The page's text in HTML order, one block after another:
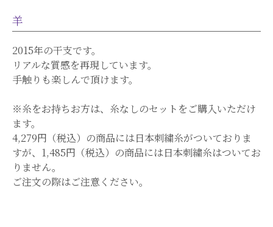
羊
2015年の干支です。
リアルな質感を再現しています。
手触りも楽しんで頂けます。
​※糸をお持ちお方は、糸なしのセットをご購入いただけ
ます。
4,279円（税込）の商品には日本刺繍糸がついておりま
すが、1,485円（税込）の商品には日本刺繍糸はついてお
りません。
ご注文の際はご注意ください。